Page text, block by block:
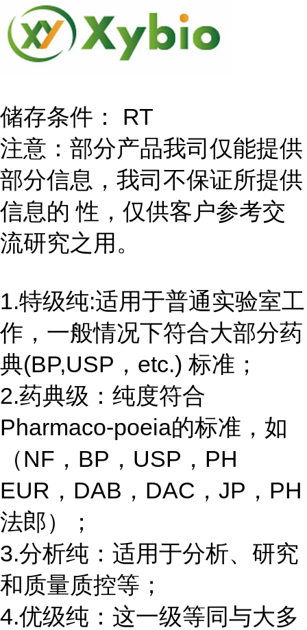
储存条件： RT
注意：部分产品我司仅能提供
部分信息，我司不保证所提供
信息的 性，仅供客户参考交
流研究之用。
1.特级纯:适用于普通实验室工
作，一般情况下符合大部分药
典(BP,USP，etc.) 标准；
2.药典级：纯度符合
Pharmaco-poeia的标准，如
（NF，BP，USP，PH
EUR，DAB，DAC，JP，PH
法郎）；
3.分析纯：适用于分析、研究
和质量质控等；
4.优级纯：这一级等同与大多